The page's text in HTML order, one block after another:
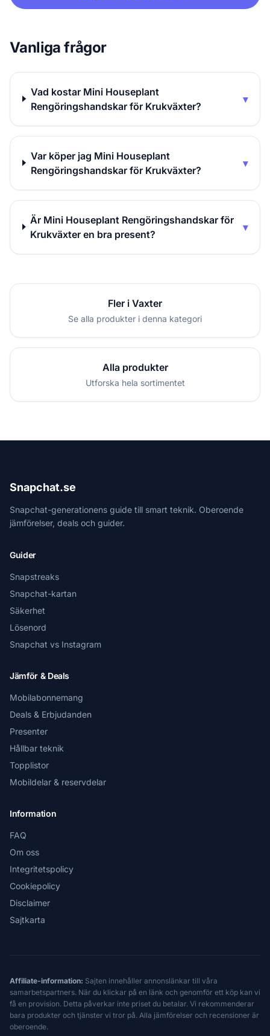
Vanliga frågor
Vad kostar Mini Houseplant
Rengöringshandskar för Krukväxter?
▾
Var köper jag Mini Houseplant
Rengöringshandskar för Krukväxter?
▾
Är Mini Houseplant Rengöringshandskar för
Krukväxter en bra present?
▾
Fler i Vaxter
Se alla produkter i denna kategori
Alla produkter
Utforska hela sortimentet
Snapchat.se
Snapchat-generationens guide till smart teknik. Oberoende
jämförelser, deals och guider.
Guider
Snapstreaks
Snapchat-kartan
Säkerhet
Lösenord
Snapchat vs Instagram
Jämför & Deals
Mobilabonnemang
Deals & Erbjudanden
Presenter
Hållbar teknik
Topplistor
Mobildelar & reservdelar
Information
FAQ
Om oss
Integritetspolicy
Cookiepolicy
Disclaimer
Sajtkarta
Affiliate-information: Sajten innehåller annonslänkar till våra
samarbetspartners. När du klickar på en länk och genomför ett köp kan vi
få en provision. Detta påverkar inte priset du betalar. Vi rekommenderar
bara produkter och tjänster vi tror på. Alla jämförelser och recensioner är
oberoende.